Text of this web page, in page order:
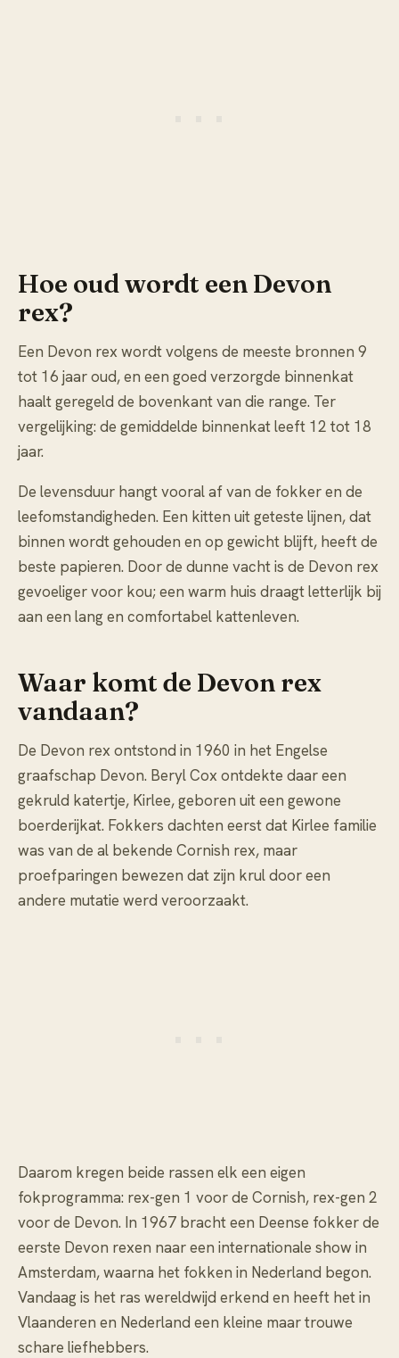
Hoe oud wordt een Devon
rex?
Een Devon rex wordt volgens de meeste bronnen 9
tot 16 jaar oud, en een goed verzorgde binnenkat
haalt geregeld de bovenkant van die range. Ter
vergelijking: de gemiddelde binnenkat leeft 12 tot 18
jaar.
De levensduur hangt vooral af van de fokker en de
leefomstandigheden. Een kitten uit geteste lijnen, dat
binnen wordt gehouden en op gewicht blijft, heeft de
beste papieren. Door de dunne vacht is de Devon rex
gevoeliger voor kou; een warm huis draagt letterlijk bij
aan een lang en comfortabel kattenleven.
Waar komt de Devon rex
vandaan?
De Devon rex ontstond in 1960 in het Engelse
graafschap Devon. Beryl Cox ontdekte daar een
gekruld katertje, Kirlee, geboren uit een gewone
boerderijkat. Fokkers dachten eerst dat Kirlee familie
was van de al bekende Cornish rex, maar
proefparingen bewezen dat zijn krul door een
andere mutatie werd veroorzaakt.
Daarom kregen beide rassen elk een eigen
fokprogramma: rex-gen 1 voor de Cornish, rex-gen 2
voor de Devon. In 1967 bracht een Deense fokker de
eerste Devon rexen naar een internationale show in
Amsterdam, waarna het fokken in Nederland begon.
Vandaag is het ras wereldwijd erkend en heeft het in
Vlaanderen en Nederland een kleine maar trouwe
schare liefhebbers.